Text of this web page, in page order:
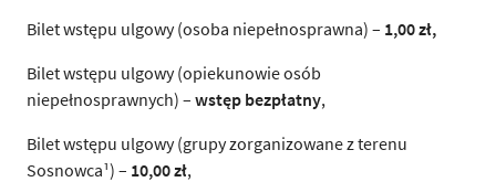
Bilet wstępu ulgowy (osoba niepełnosprawna) – 1,00 zł,
Bilet wstępu ulgowy (opiekunowie osób
niepełnosprawnych) – wstęp bezpłatny,
Bilet wstępu ulgowy (grupy zorganizowane z terenu
Sosnowca¹) – 10,00 zł,